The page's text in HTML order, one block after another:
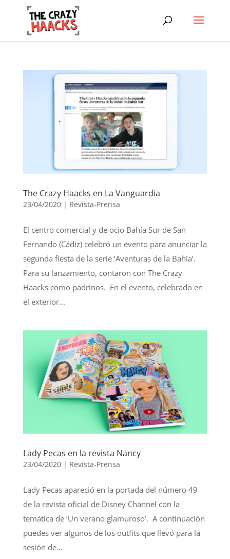
The Crazy Haacks en La Vanguardia
23/04/2020| Revista-Prensa
El centro comercial y de ocio Bahía Sur de San
Fernando (Cádiz) celebró un evento para anunciar la
segunda fiesta de la serie ‘Aventuras de la Bahía’.
Para su lanzamiento, contaron con The Crazy
Haacks como padrinos. En el evento, celebrado en
el exterior...
Lady Pecas en la revista Nancy
23/04/2020| Revista-Prensa
Lady Pecas apareció en la portada del número 49
de la revista oficial de Disney Channel con la
temática de ‘Un verano glamuroso’. A continuación
puedes ver algunos de los outfits que llevó para la
sesión de...